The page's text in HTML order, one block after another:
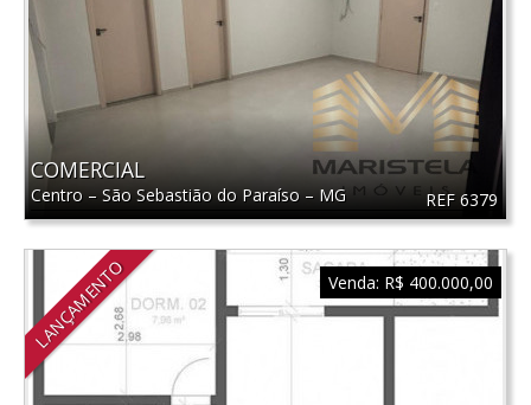
REF 6379
COMERCIAL
Centro – São Sebastião do Paraíso – MG
LANÇAMENTO Venda: R$ 400.000,00